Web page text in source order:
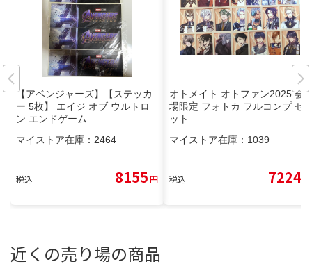
【アベンジャーズ】【ステッカ
ー 5枚】 エイジ オブ ウルトロ
ン エンドゲーム
マイストア在庫： 2464
税込 8155円
オトメイト オトファン2025 会
場限定 フォトカ フルコンプ セ
ット
マイストア在庫： 1039
税込 7224
近くの売り場の商品